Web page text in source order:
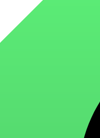
и нейтрализации запахов
за тканями
изделий
чистящие средства
средства
средства